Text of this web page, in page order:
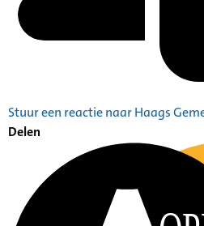
Stuur een reactie naar Haags
Delen